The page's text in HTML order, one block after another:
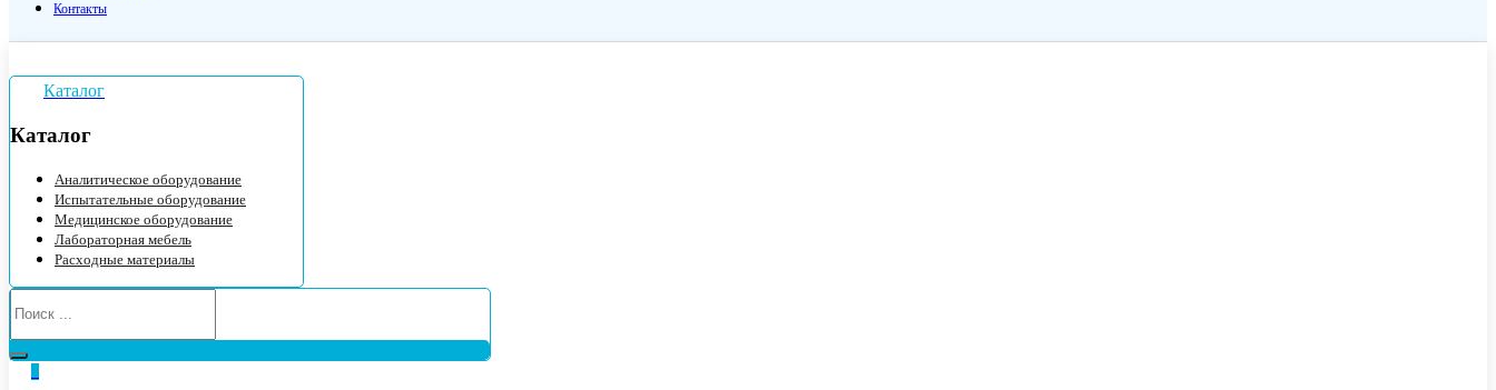
Контакты
Каталог
Каталог
Аналитическое оборудование
Испытательные оборудование
Медицинское оборудование
Лабораторная мебель
Расходные материалы